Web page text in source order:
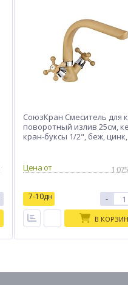
СоюзКран Смеситель для
поворотный излив 25см,
кран-буксы 1/2", беж, цинк,
1
7-10дн -
В